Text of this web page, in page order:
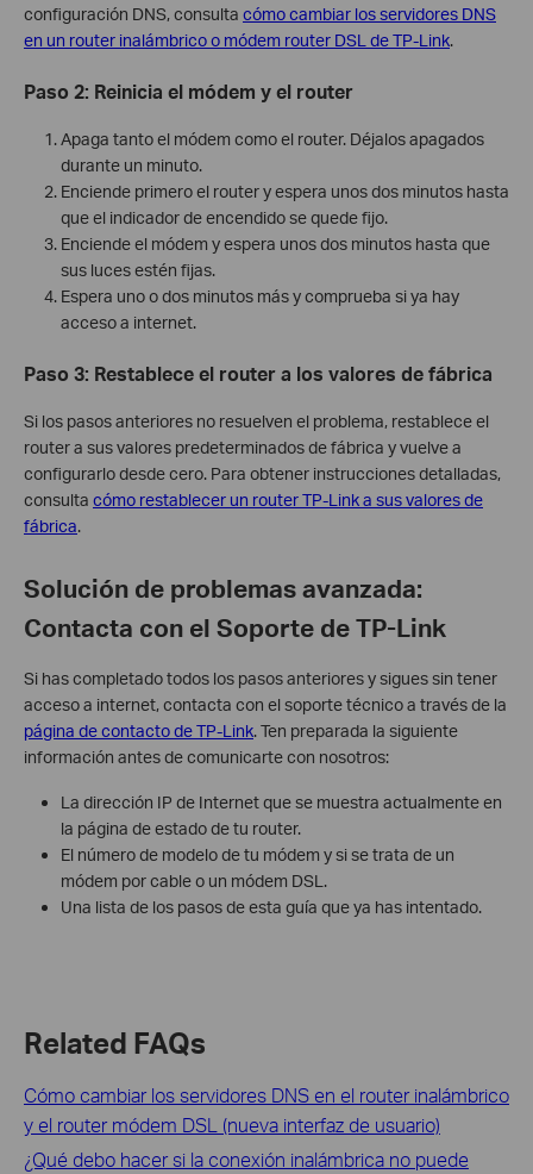
configuración DNS, consulta cómo cambiar los servidores DNS
en un router inalámbrico o módem router DSL de TP-Link.
Paso 2: Reinicia el módem y el router
Apaga tanto el módem como el router. Déjalos apagados
durante un minuto.
Enciende primero el router y espera unos dos minutos hasta
que el indicador de encendido se quede fijo.
Enciende el módem y espera unos dos minutos hasta que
sus luces estén fijas.
Espera uno o dos minutos más y comprueba si ya hay
acceso a internet.
Paso 3: Restablece el router a los valores de fábrica
Si los pasos anteriores no resuelven el problema, restablece el
router a sus valores predeterminados de fábrica y vuelve a
configurarlo desde cero. Para obtener instrucciones detalladas,
consulta cómo restablecer un router TP-Link a sus valores de
fábrica.
Solución de problemas avanzada:
Contacta con el Soporte de TP-Link
Si has completado todos los pasos anteriores y sigues sin tener
acceso a internet, contacta con el soporte técnico a través de la
página de contacto de TP-Link. Ten preparada la siguiente
información antes de comunicarte con nosotros:
La dirección IP de Internet que se muestra actualmente en
la página de estado de tu router.
El número de modelo de tu módem y si se trata de un
módem por cable o un módem DSL.
Una lista de los pasos de esta guía que ya has intentado.
Related FAQs
Cómo cambiar los servidores DNS en el router inalámbrico
y el router módem DSL (nueva interfaz de usuario)
¿Qué debo hacer si la conexión inalámbrica no puede